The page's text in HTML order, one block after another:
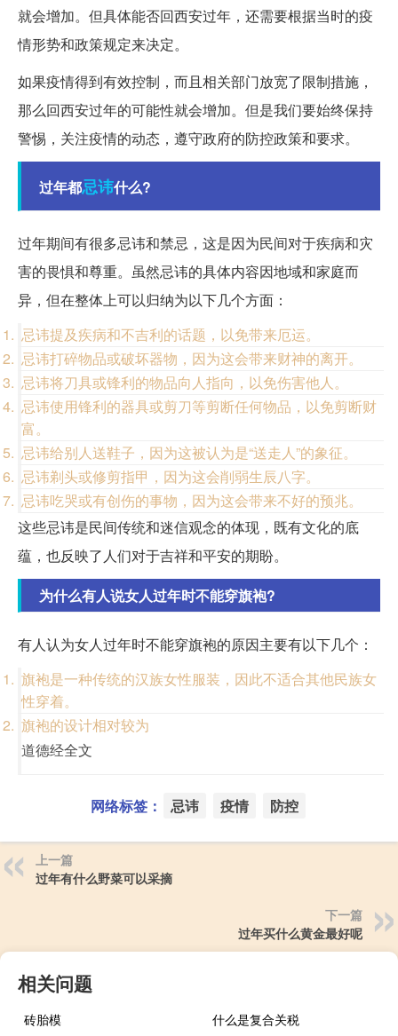
就会增加。但具体能否回西安过年，还需要根据当时的疫
情形势和政策规定来决定。
如果疫情得到有效控制，而且相关部门放宽了限制措施，
那么回西安过年的可能性就会增加。但是我们要始终保持
警惕，关注疫情的动态，遵守政府的防控政策和要求。
过年都忌讳什么?
过年期间有很多忌讳和禁忌，这是因为民间对于疾病和灾
害的畏惧和尊重。虽然忌讳的具体内容因地域和家庭而
异，但在整体上可以归纳为以下几个方面：
忌讳提及疾病和不吉利的话题，以免带来厄运。
忌讳打碎物品或破坏器物，因为这会带来财神的离开。
忌讳将刀具或锋利的物品向人指向，以免伤害他人。
忌讳使用锋利的器具或剪刀等剪断任何物品，以免剪断财
富。
忌讳给别人送鞋子，因为这被认为是“送走人”的象征。
忌讳剃头或修剪指甲，因为这会削弱生辰八字。
忌讳吃哭或有创伤的事物，因为这会带来不好的预兆。
这些忌讳是民间传统和迷信观念的体现，既有文化的底
蕴，也反映了人们对于吉祥和平安的期盼。
为什么有人说女人过年时不能穿旗袍?
有人认为女人过年时不能穿旗袍的原因主要有以下几个：
旗袍是一种传统的汉族女性服装，因此不适合其他民族女
性穿着。
旗袍的设计相对较为
道德经全文
网络标签： 忌讳 疫情 防控
上一篇
过年有什么野菜可以采摘
下一篇
过年买什么黄金最好呢
相关问题
砖胎模
什么是复合关税